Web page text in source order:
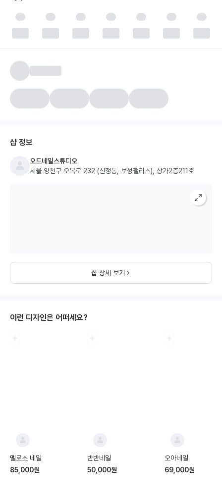
샵 정보
오드네일스튜디오
서울 양천구 오목로 232 (신정동, 보성팰리스), 상가2층211호
샵 상세 보기
이런 디자인은 어떠세요?
멜로소 네일
85,000원
반반네일
50,000원
오아네일
69,000원